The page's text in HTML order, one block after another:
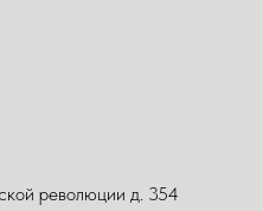
революции д. 354